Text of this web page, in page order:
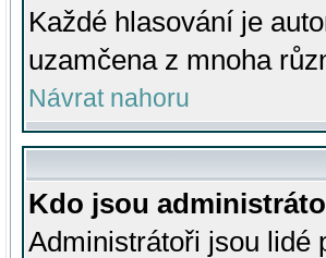
Každé hlasování je
uzamčena z mnoha
Návrat nahoru
Kdo jsou
Administrátoři jsou lidé